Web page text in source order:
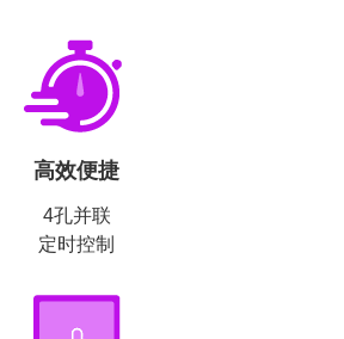
高效便捷
4孔并联
定时控制